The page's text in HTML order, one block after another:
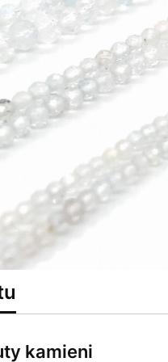
kamieni